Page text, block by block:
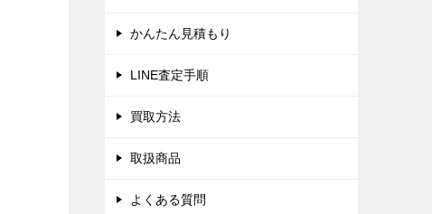
かんたん見積もり
LINE査定手順
買取方法
取扱商品
よくある質問